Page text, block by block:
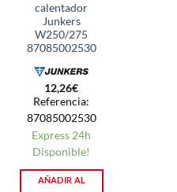
calentador
Junkers
W250/275
87085002530
12,26€
Referencia:
87085002530
Express 24h
Disponible!
AÑADIR AL